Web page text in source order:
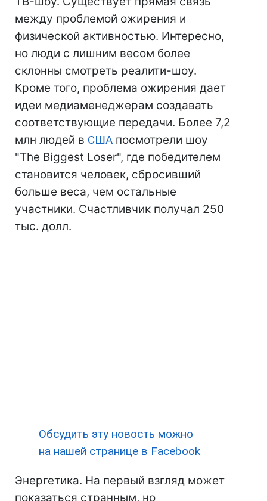
между проблемой ожирения и
физической активностью. Интересно,
но люди с лишним весом более
склонны смотреть реалити-шоу.
Кроме того, проблема ожирения дает
идеи медиаменеджерам создавать
соответствующие передачи. Более 7,2
млн людей в США посмотрели шоу
"The Biggest Loser", где победителем
становится человек, сбросивший
больше веса, чем остальные
участники. Счастливчик получал 250
тыс. долл.
Обсудить эту новость можно
на нашей странице в Facebook
Энергетика. На первый взгляд может
показаться странным, но